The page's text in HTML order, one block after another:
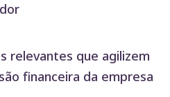
relevantes que agilizem
financeira da empresa